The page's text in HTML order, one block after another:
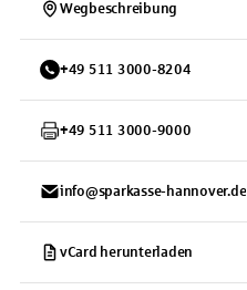
Wegbeschreibung
+49 511 3000-8204
+49 511 3000-9000
info@sparkasse-hannover.de
vCard herunterladen